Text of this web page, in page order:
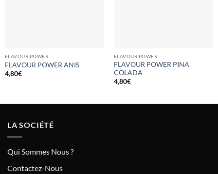
FLAVOUR POWER
FLAVOUR POWER ANIS
4,80€
FLAVOUR POWER
FLAVOUR POWER PINA
COLADA
4,80€
LA SOCIÉTÉ
Qui Sommes Nous ?
Contactez-Nous